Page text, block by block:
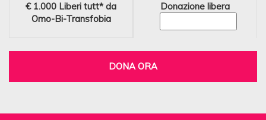
€ 1.000 Liberi tutt* da
Omo-Bi-Transfobia
Donazione libera
DONA ORA